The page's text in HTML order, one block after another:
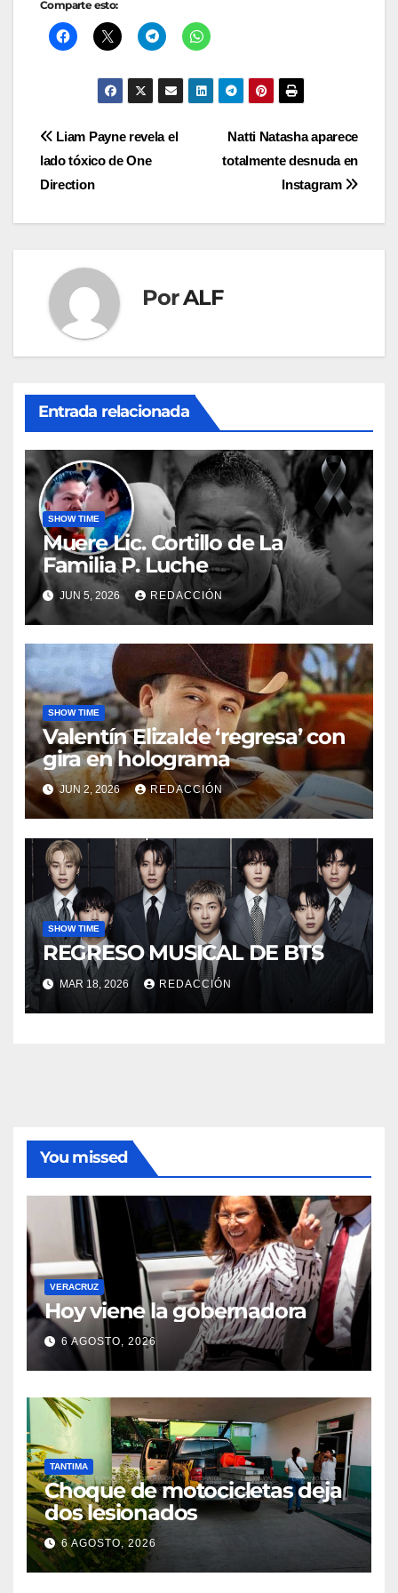
Comparte esto:
Navegación
de
entradas
Natti Natasha aparece
totalmente desnuda en
Instagram
Liam Payne revela el
lado tóxico de One
Direction
PorALF
Entrada relacionada
SHOW TIME
Muere Lic. Cortillo de La
Familia P. Luche
JUN 5, 2026 REDACCIÓN
SHOW TIME
Valentín Elizalde ‘regresa’ con
gira en holograma
JUN 2, 2026 REDACCIÓN
SHOW TIME
REGRESO MUSICAL DE BTS
MAR 18, 2026 REDACCIÓN
You missed
VERACRUZ
Hoy viene la gobernadora
6 AGOSTO, 2026
TANTIMA
Choque de motocicletas deja
dos lesionados
6 AGOSTO, 2026